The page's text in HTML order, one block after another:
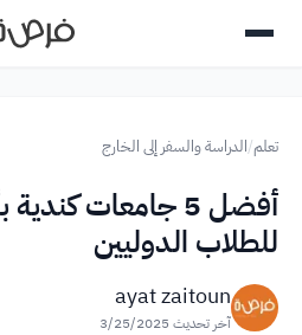
تعلم/الدراسة والسفر إلى الخارج
أفضل 5 جامعات
للطلاب الدوليين
ayat zaitoun
آخر تحديث 3/25/2025